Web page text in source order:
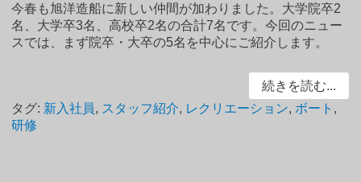
今春も旭洋造船に新しい仲間が加わりました。大学院卒2
名、大学卒3名、高校卒2名の合計7名です。今回のニュー
スでは、まず院卒・大卒の5名を中心にご紹介します。
続きを読む...
タグ: 新入社員, スタッフ紹介, レクリエーション, ボート ,
研修